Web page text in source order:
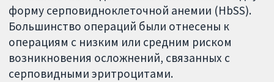
форму серповидноклеточной анемии (HbSS).
Большинство операций были отнесены к
операциям с низким или средним риском
возникновения осложнений, связанных с
серповидными эритроцитами.